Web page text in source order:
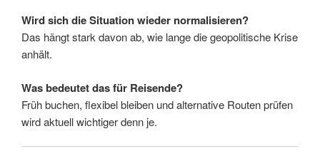
Wird sich die Situation wieder normalisieren?
Das hängt stark davon ab, wie lange die geopolitische Krise
anhält.
Was bedeutet das für Reisende?
Früh buchen, flexibel bleiben und alternative Routen prüfen
wird aktuell wichtiger denn je.